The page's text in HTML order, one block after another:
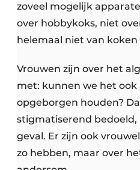
zoveel mogelijk
over hobbykoks, niet
helemaal niet van koken
Vrouwen zijn over het
met: kunnen we het ook
opgeborgen houden?
stigmatiserend bedoeld,
geval. Er zijn ook
zo hebben, maar over